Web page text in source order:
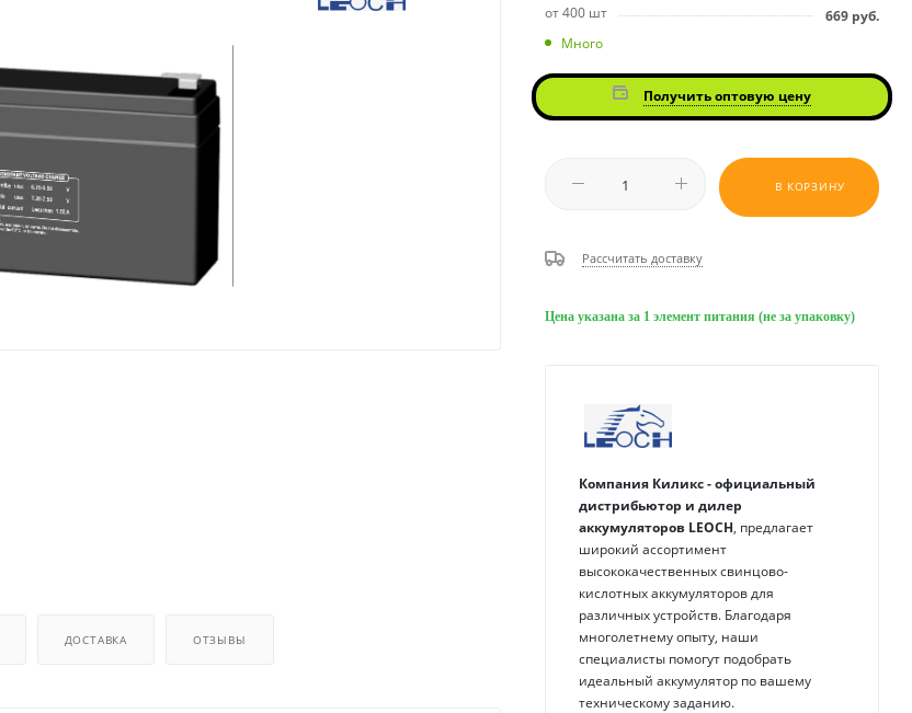
ДОСТАВКА ОТЗЫВЫ
от 400 шт
669 руб.
Много
Получить оптовую цену
В КОРЗИНУ
Рассчитать доставку
Цена указана за 1 элемент питания (не за упаковку)
Компания Киликс - официальный
дистрибьютор и дилер
аккумуляторов LEOCH, предлагает
широкий ассортимент
высококачественных свинцово-
кислотных аккумуляторов для
различных устройств. Благодаря
многолетнему опыту, наши
специалисты помогут подобрать
идеальный аккумулятор по вашему
техническому заданию.